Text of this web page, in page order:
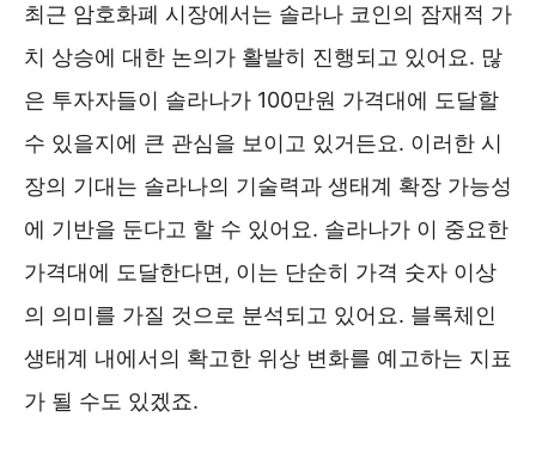
최근 암호화폐 시장에서는 솔라나 코인의 잠재적 가
치 상승에 대한 논의가 활발히 진행되고 있어요. 많
은 투자자들이 솔라나가 100만원 가격대에 도달할
수 있을지에 큰 관심을 보이고 있거든요. 이러한 시
장의 기대는 솔라나의 기술력과 생태계 확장 가능성
에 기반을 둔다고 할 수 있어요. 솔라나가 이 중요한
가격대에 도달한다면, 이는 단순히 가격 숫자 이상
의 의미를 가질 것으로 분석되고 있어요. 블록체인
생태계 내에서의 확고한 위상 변화를 예고하는 지표
가 될 수도 있겠죠.